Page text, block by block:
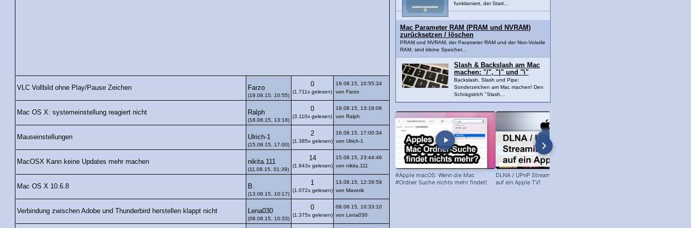
VLC Vollbild ohne Play/Pause Zeichen Farzo
(19.08.15, 10:55)
0
(1.711x gelesen)
19.08.15, 10:55:34
von Farzo
Mac OS X: systemeinstellung reagiert nicht Ralph
(18.08.15, 13:18)
0
(3.110x gelesen)
18.08.15, 13:18:06
von Ralph
Mauseinstellungen Ulrich-1
(15.08.15, 17:00)
2
(1.385x gelesen)
16.08.15, 17:00:34
von Ulrich-1
MacOSX Kann keine Updates mehr machen nikita.111
(11.08.15, 01:39)
14
(1.943x gelesen)
15.08.15, 23:44:46
von nikita.111
Mac OS X 10.6.8 B.
(13.08.15, 10:17)
1
(1.072x gelesen)
13.08.15, 12:39:59
von Maverik
Verbindung zwischen Adobe und Thunderbird herstellen klappt nicht Lena030
(08.08.15, 10:33)
0
(1.375x gelesen)
08.08.15, 10:33:10
von Lena030
funktioniert, der Start...
Mac Parameter RAM (PRAM und NVRAM)
zurücksetzen / löschen
PRAM und NVRAM, der Parameter RAM und der Non-Volatile
RAM, sind kleine Speicher...
Slash & Backslash am Mac
machen: "/", "|" und "\"
Backslash, Slash und Pipe:
Sonderzeichen am Mac machen! Den
Schrägstrich "Slash...
#Apple macOS: Wenn die Mac
#Ordner Suche nichts mehr findet!
DLNA / UPnP Streaming per Airplay
auf ein Apple TV!